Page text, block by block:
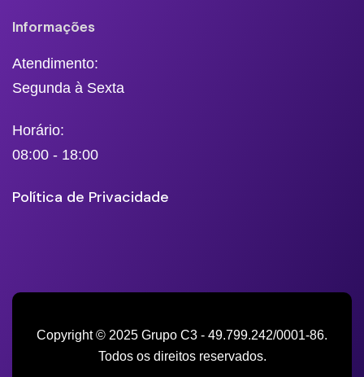
Informações
Atendimento:
Segunda à Sexta
Horário:
08:00 - 18:00
Política de Privacidade
Copyright © 2025 Grupo C3 - 49.799.242/0001-86.
Todos os direitos reservados.